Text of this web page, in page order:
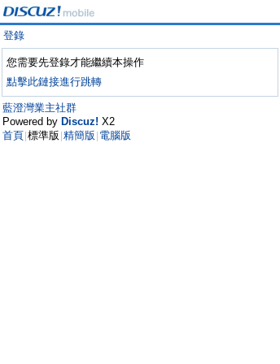
登錄
您需要先登錄才能繼續本操作
點擊此鏈接進行跳轉
藍澄灣業主社群
Powered by Discuz! X2
首頁 標準版 精簡版 電腦版